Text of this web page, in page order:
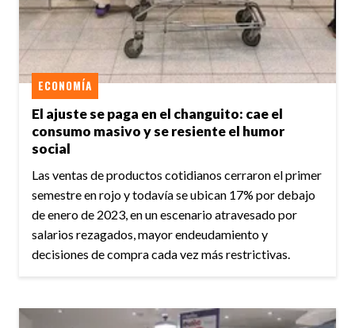
El ajuste se paga en el changuito: cae el
consumo masivo y se resiente el humor
social
ECONOMÍA
Las ventas de productos cotidianos cerraron el primer
semestre en rojo y todavía se ubican 17% por debajo
de enero de 2023, en un escenario atravesado por
salarios rezagados, mayor endeudamiento y
decisiones de compra cada vez más restrictivas.